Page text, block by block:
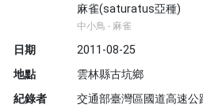
麻雀(saturatus亞種)
中小鳥 - 麻雀
日期
2011-08-25
地點
雲林縣古坑鄉
紀錄者
交通部臺灣區國道高速公